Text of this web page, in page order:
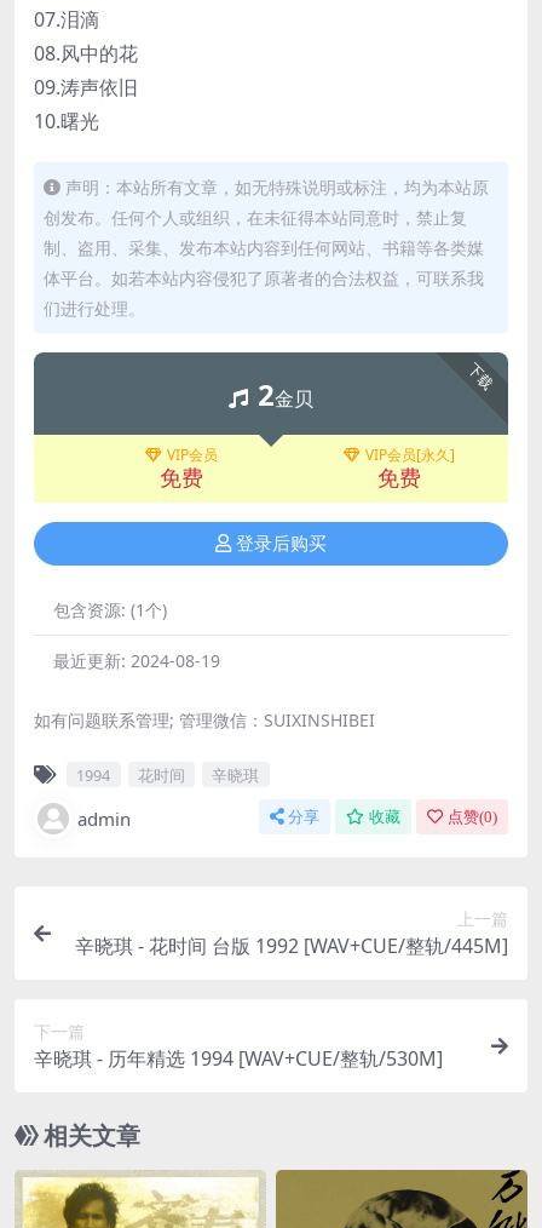
07.泪滴
08.风中的花
09.涛声依旧
10.曙光
声明：本站所有文章，如无特殊说明或标注，均为本站原
创发布。任何个人或组织，在未征得本站同意时，禁止复
制、盗用、采集、发布本站内容到任何网站、书籍等各类媒
体平台。如若本站内容侵犯了原著者的合法权益，可联系我
们进行处理。
下载
2金贝
VIP会员
免费
VIP会员[永久]
免费
登录后购买
包含资源: (1个)
最近更新: 2024-08-19
如有问题联系管理; 管理微信：SUIXINSHIBEI
1994 花时间 辛晓琪
admin 分享 收藏 点赞(0)
上一篇
辛晓琪 - 花时间 台版 1992 [WAV+CUE/整轨/445M]
下一篇
辛晓琪 - 历年精选 1994 [WAV+CUE/整轨/530M]
相关文章